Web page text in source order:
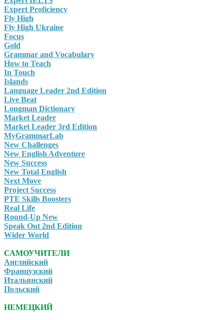
Expert Proficiency
Fly High
Fly High Ukraine
Focus
Gold
Grammar and Vocabulary
How to Teach
In Touch
Islands
Language Leader 2nd Edition
Live Beat
Longman Dictionary
Market Leader
Market Leader 3rd Edition
MyGrammarLab
New Challenges
New English Adventure
New Success
New Total English
Next Move
Project Success
PTE Skills Boosters
Real Life
Round-Up New
Speak Out 2nd Edition
Wider World
САМОУЧИТЕЛИ
Английский
Французский
Итальянский
Польский
НЕМЕЦКИЙ